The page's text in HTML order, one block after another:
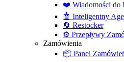
❤️ Wiadomości do
🤖 Inteligentny
🔄 Restocker
⚙️ Przepływy
Zamówienia
📦 Panel